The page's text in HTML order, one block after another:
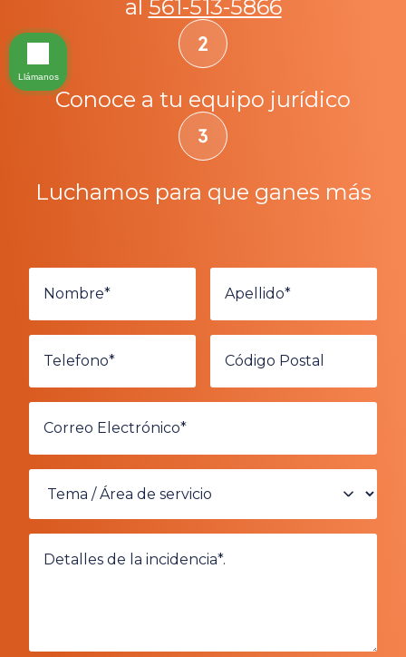
al 561-513-5866
Conoce a tu equipo jurídico
Luchamos para que ganes más
Llámanos